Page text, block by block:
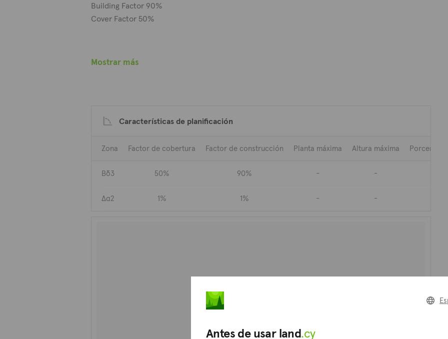
Building Factor 90%
Cover Factor 50%
other industrial premises enjoys great views of the
Mostrar más
Características de planificación
Zona Factor de cobertura Factor de construcción Planta máxima Altura máxima
Βδ3 50% 90% - -
Δα2 1% 1% - -
Antes de usar land.cy